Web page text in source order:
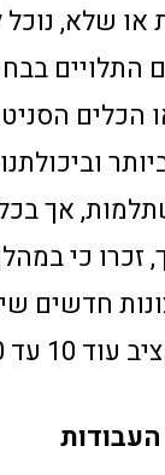
או שלא,
הכלים
אך
זכרו כי
חדשים
הבסיסי.